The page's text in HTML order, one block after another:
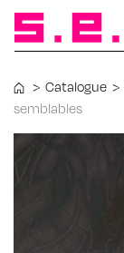
> Catalogue >
semblables